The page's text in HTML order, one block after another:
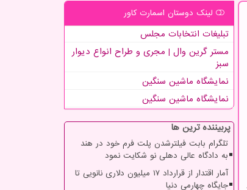
لینک دوستان اسمارت كاور
تبلیغات انتخابات مجلس
مستر گرین وال | مجری و طراح انواع دیوار
سبز
نمایشگاه ماشین سنگین
نمایشگاه ماشین سنگین
پربیننده ترین ها
تلگرام بابت فیلترشدن پلت فرم خود در هند
به دادگاه عالی دهلی نو شکایت نمود
آمار اقتدار از قرارداد ۱۷ میلیون دلاری نانویی تا
جایگاه چهارمی دنیا